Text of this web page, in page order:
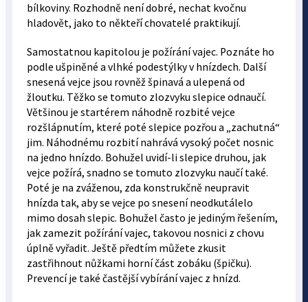
bílkoviny. Rozhodně není dobré, nechat kvočnu
hladovět, jako to někteří chovatelé praktikují.
Samostatnou kapitolou je požírání vajec. Poznáte ho
podle ušpiněné a vlhké podestýlky v hnízdech. Další
snesená vejce jsou rovněž špinavá a ulepená od
žloutku. Těžko se tomuto zlozvyku slepice odnaučí.
Většinou je startérem náhodně rozbité vejce
rozšlápnutím, které poté slepice pozřou a „zachutná“
jim. Náhodnému rozbití nahrává vysoký počet nosnic
na jedno hnízdo. Bohužel uvidí-li slepice druhou, jak
vejce požírá, snadno se tomuto zlozvyku naučí také.
Poté je na zváženou, zda konstrukčně neupravit
hnízda tak, aby se vejce po snesení neodkutálelo
mimo dosah slepic. Bohužel často je jediným řešením,
jak zamezit požírání vajec, takovou nosnici z chovu
úplně vyřadit. Ještě předtím můžete zkusit
zastřihnout nůžkami horní část zobáku (špičku).
Prevencí je také častější vybírání vajec z hnízd.